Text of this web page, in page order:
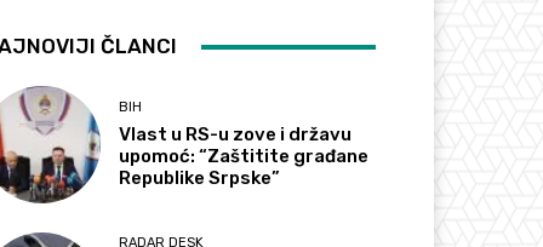
ČLANCI
BIH
Vlast u RS-u zove i državu
upomoć: “Zaštitite građane
Republike Srpske”
RADAR DESK